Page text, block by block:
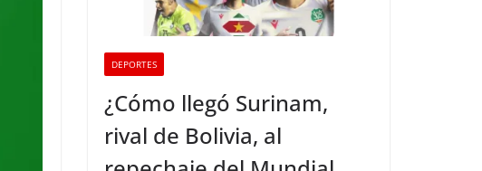
DEPORTES
¿Cómo llegó Surinam,
rival de Bolivia, al